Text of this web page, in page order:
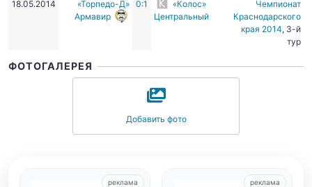
18.05.2014
«Торпедо-Д»
Армавир
0:1
«Колос»
Центральный
Чемпионат
Краснодарского
края 2014, 3-й
тур
ФОТОГАЛЕРЕЯ
Добавить фото
реклама реклама